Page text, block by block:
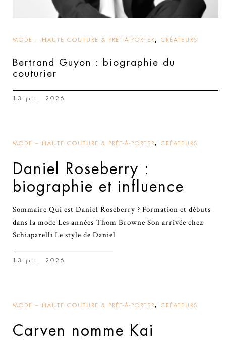
MODE – HAUTE COUTURE & PRÊT-À-PORTER, CRÉATEURS
Bertrand Guyon : biographie du
couturier
13 juil. 2026
MODE – HAUTE COUTURE & PRÊT-À-PORTER, CRÉATEURS
Daniel Roseberry :
biographie et influence
Sommaire Qui est Daniel Roseberry ? Formation et débuts
dans la mode Les années Thom Browne Son arrivée chez
Schiaparelli Le style de Daniel
13 juil. 2026
MODE – HAUTE COUTURE & PRÊT-À-PORTER, CRÉATEURS
Carven nomme Kai